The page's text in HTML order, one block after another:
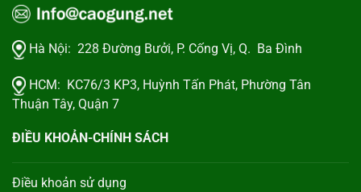
Hà Nội: 228 Đường Bưởi, P. Cống Vị, Q. Ba Đình
HCM: KC76/3 KP3, Huỳnh Tấn Phát, Phường Tân
Thuận Tây, Quận 7
ĐIỀU KHOẢN-CHÍNH SÁCH
Điều khoản sử dụng